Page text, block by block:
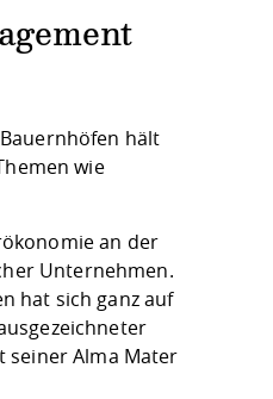
hält
wie
an der
Unternehmen.
hat sich ganz auf
seiner Alma Mater